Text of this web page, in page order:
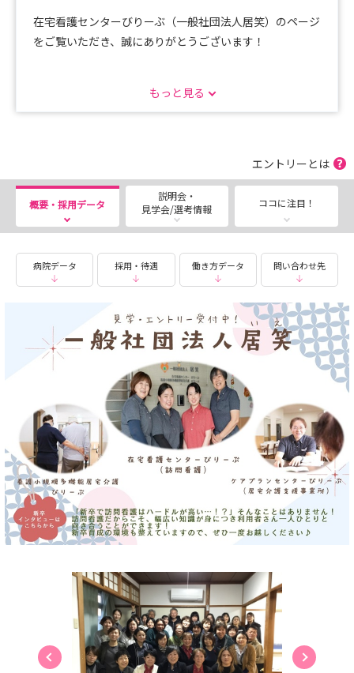
在宅看護センターびりーぶ（一般社団法人居笑）のページ
をご覧いただき、誠にありがとうございます！
様一人ひとりとじっくり向き合う看護がしたい」そんな想
当事業所では、利用者様が住み慣れた家で笑顔で暮らせる
よう、温かい在宅看護を提供しています。
「在宅看護ってどんな雰囲気？」「新卒からでも挑戦でき
気軽に説明会や見学会にお越しください！
サポート体制を整えています。
気になることやご質問がございましたら、メッセージから
いつでもお気軽にお問い合わせください。皆様からのご連
絡を心よりお待ちしております🎵
もっと見る
エントリーとは
概要・採用データ
説明会・
見学会/選考情報
ココに注目！
病院データ 採用・待遇 働き方データ 問い合わせ先